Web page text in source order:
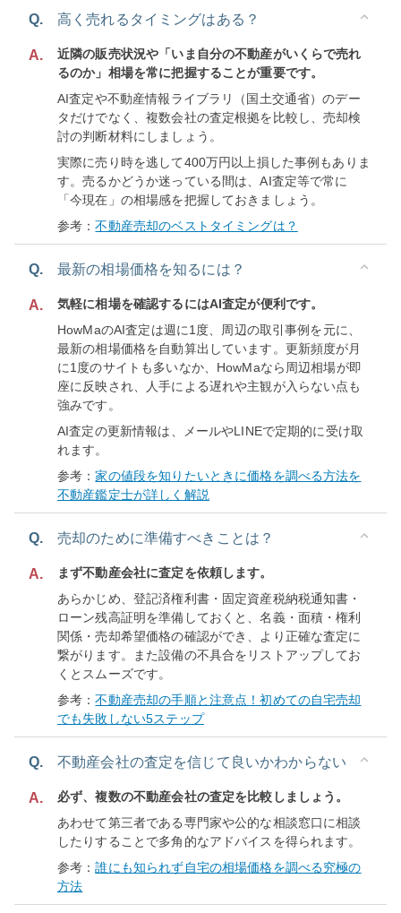
Q. 高く売れるタイミングはある？
A.
近隣の販売状況や「いま自分の不動産がいくらで売れ
るのか」相場を常に把握することが重要です。
AI査定や不動産情報ライブラリ（国土交通省）のデー
タだけでなく、複数会社の査定根拠を比較し、売却検
討の判断材料にしましょう。
実際に売り時を逃して400万円以上損した事例もありま
す。売るかどうか迷っている間は、AI査定等で常に
「今現在」の相場感を把握しておきましょう。
参考：不動産売却のベストタイミングは？
Q. 最新の相場価格を知るには？
A.
気軽に相場を確認するにはAI査定が便利です。
HowMaのAI査定は週に1度、周辺の取引事例を元に、
最新の相場価格を自動算出しています。更新頻度が月
に1度のサイトも多いなか、HowMaなら周辺相場が即
座に反映され、人手による遅れや主観が入らない点も
強みです。
AI査定の更新情報は、メールやLINEで定期的に受け取
れます。
参考：家の値段を知りたいときに価格を調べる方法を
不動産鑑定士が詳しく解説
Q. 売却のために準備すべきことは？
A.
まず不動産会社に査定を依頼します。
あらかじめ、登記済権利書・固定資産税納税通知書・
ローン残高証明を準備しておくと、名義・面積・権利
関係・売却希望価格の確認ができ、より正確な査定に
繋がります。また設備の不具合をリストアップしてお
くとスムーズです。
参考：不動産売却の手順と注意点！初めての自宅売却
でも失敗しない5ステップ
Q. 不動産会社の査定を信じて良いかわからない
A.
必ず、複数の不動産会社の査定を比較しましょう。
あわせて第三者である専門家や公的な相談窓口に相談
したりすることで多角的なアドバイスを得られます。
参考：誰にも知られず自宅の相場価格を調べる究極の
方法